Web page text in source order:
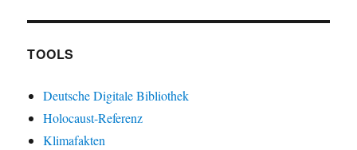
TOOLS
Deutsche Digitale Bibliothek
Holocaust-Referenz
Klimafakten